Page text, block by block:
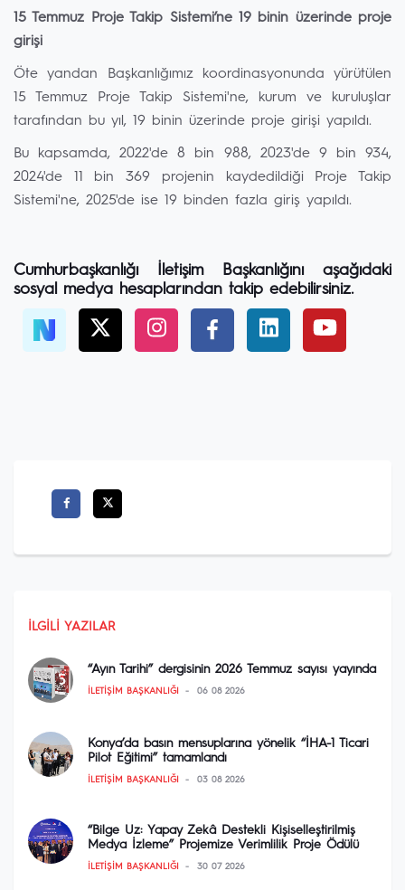
15 Temmuz Proje Takip Sistemi’ne 19 binin üzerinde proje
girişi
Öte yandan Başkanlığımız koordinasyonunda yürütülen
15 Temmuz Proje Takip Sistemi'ne, kurum ve kuruluşlar
tarafından bu yıl, 19 binin üzerinde proje girişi yapıldı.
Bu kapsamda, 2022'de 8 bin 988, 2023'de 9 bin 934,
2024'de 11 bin 369 projenin kaydedildiği Proje Takip
Sistemi'ne, 2025'de ise 19 binden fazla giriş yapıldı.
Cumhurbaşkanlığı İletişim Başkanlığını aşağıdaki
sosyal medya hesaplarından takip edebilirsiniz.
İLGILI YAZILAR
“Ayın Tarihi” dergisinin 2026 Temmuz sayısı yayında
İLETIŞIM BAŞKANLIĞI 06 08 2026
Konya’da basın mensuplarına yönelik “İHA-1 Ticari
Pilot Eğitimi” tamamlandı
İLETIŞIM BAŞKANLIĞI 03 08 2026
“Bilge Uz: Yapay Zekâ Destekli Kişiselleştirilmiş
Medya İzleme” Projemize Verimlilik Proje Ödülü
İLETIŞIM BAŞKANLIĞI 30 07 2026